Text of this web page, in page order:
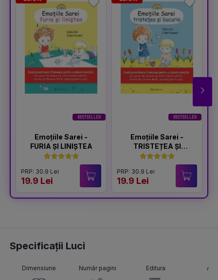
BESTSELLER
Emoțiile Sarei -
FURIA ȘI LINIȘTEA
PRP: 30.9 Lei
19.9 Lei
BESTSELLER
Emoțiile Sarei -
TRISTEȚEA ȘI
BUCURIA
PRP: 30.9 Lei
19.9 Lei
Specificații Luci
Dimensiune Număr pagini Editura